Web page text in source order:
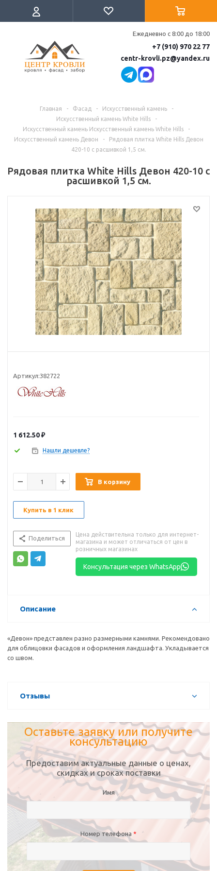
Ежедневно с 8:00 до 18:00
+7 (910) 970 22 77
centr-krovli.pz@yandex.ru
Главная - Фасад - Искусственный камень
-
Искусственный камень White Hills
-
Искусственный камень Искусственный камень White Hills
-
Искусственный камень Девон
-
Рядовая плитка White Hills Девон
420-10 с расшивкой 1,5 см.
Рядовая плитка White Hills Девон 420-10 с
расшивкой 1,5 см.
Артикул:382722
1 612.50₽
Нашли дешевле?
В корзину
Купить в 1 клик
Поделиться
Цена действительна только для интернет-
магазина и может отличаться от цен в
розничных магазинах
Консультация через WhatsApp
Описание
«Девон» представлен разно размерными камнями. Рекомендовано
для облицовки фасадов и оформления ландшафта. Укладывается
со швом.
Отзывы
Оставьте заявку или получите
консультацию
Предоставим актуальные данные о ценах,
скидках и сроках поставки
Имя
Номер телефона *